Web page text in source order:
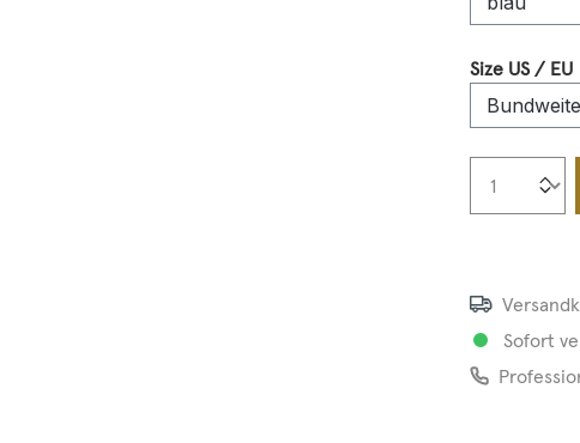
Size US / EU
Sofort